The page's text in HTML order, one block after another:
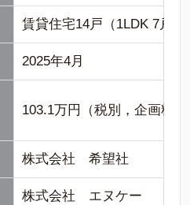
賃貸住宅14戸（1LDK 7戸
2025年4月
103.1万円（税別，企画料
株式会社 希望社
株式会社 エヌケー